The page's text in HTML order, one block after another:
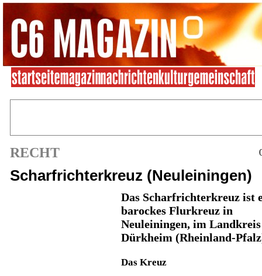
RECHT
Scharfrichterkreuz (Neuleiningen)
Das Scharfrichterkreuz ist
barockes Flurkreuz in
Neuleiningen, im
Dürkheim (Rheinland-
Das Kreuz